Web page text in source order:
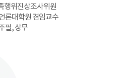
행위진상조사위원
론대학원 겸임교수
필, 상무